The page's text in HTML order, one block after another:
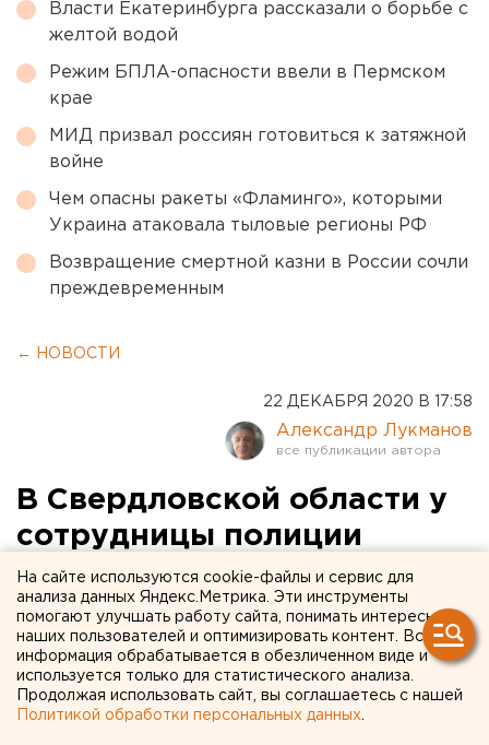
Власти Екатеринбурга рассказали о борьбе с
желтой водой
Режим БПЛА-опасности ввели в Пермском
крае
МИД призвал россиян готовиться к затяжной
войне
Чем опасны ракеты «Фламинго», которыми
Украина атаковала тыловые регионы РФ
Возвращение смертной казни в России сочли
преждевременным
← НОВОСТИ
22 ДЕКАБРЯ 2020 В 17:58
Александр Лукманов
В Свердловской области у
сотрудницы полиции
сгорела машина (ФОТО)
На сайте используются cookie-файлы и сервис для
анализа данных Яндекс.Метрика. Эти инструменты
помогают улучшать работу сайта, понимать интересы
наших пользователей и оптимизировать контент. Вся
информация обрабатывается в обезличенном виде и
используется только для статистического анализа.
Продолжая использовать сайт, вы соглашаетесь с нашей
Политикой обработки персональных данных